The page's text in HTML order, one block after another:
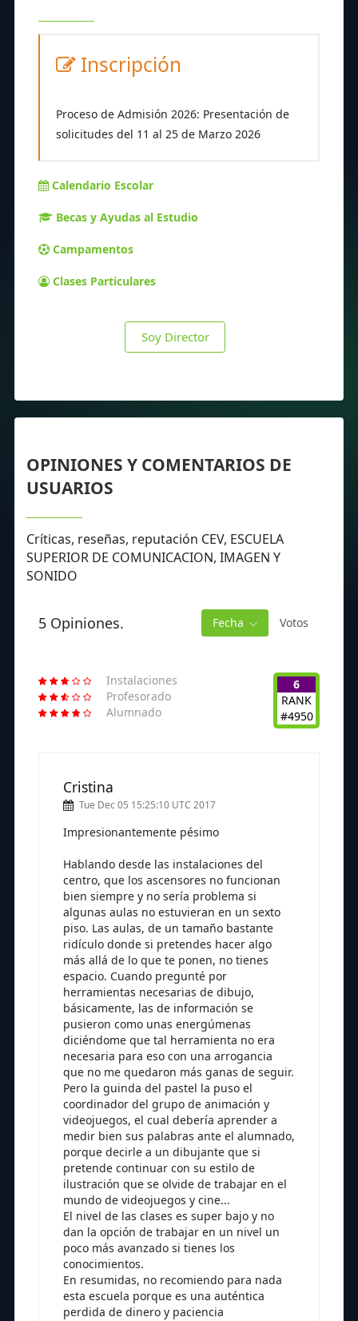
Inscripción
Proceso de Admisión 2026: Presentación de
solicitudes del 11 al 25 de Marzo 2026
Calendario Escolar
Becas y Ayudas al Estudio
Campamentos
Clases Particulares
Soy Director
OPINIONES Y COMENTARIOS DE
USUARIOS
Críticas, reseñas, reputación CEV, ESCUELA
SUPERIOR DE COMUNICACION, IMAGEN Y
SONIDO
5 Opiniones. Fecha Votos
Instalaciones
Profesorado
Alumnado
6
RANK
#4950
Cristina
Tue Dec 05 15:25:10 UTC 2017
Impresionantemente pésimo
Hablando desde las instalaciones del
centro, que los ascensores no funcionan
bien siempre y no sería problema si
algunas aulas no estuvieran en un sexto
piso. Las aulas, de un tamaño bastante
ridículo donde si pretendes hacer algo
más allá de lo que te ponen, no tienes
espacio. Cuando pregunté por
herramientas necesarias de dibujo,
básicamente, las de información se
pusieron como unas energúmenas
diciéndome que tal herramienta no era
necesaria para eso con una arrogancia
que no me quedaron más ganas de seguir.
Pero la guinda del pastel la puso el
coordinador del grupo de animación y
videojuegos, el cual debería aprender a
medir bien sus palabras ante el alumnado,
porque decirle a un dibujante que si
pretende continuar con su estilo de
ilustración que se olvide de trabajar en el
mundo de videojuegos y cine...
El nivel de las clases es super bajo y no
dan la opción de trabajar en un nivel un
poco más avanzado si tienes los
conocimientos.
En resumidas, no recomiendo para nada
esta escuela porque es una auténtica
perdida de dinero y paciencia